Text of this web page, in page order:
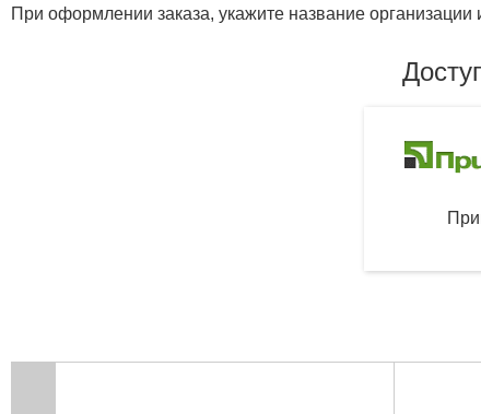
При оформлении заказа, укажите название организации